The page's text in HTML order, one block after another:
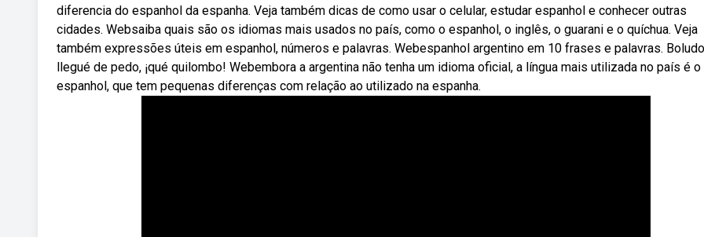
diferencia do espanhol da espanha. Veja também dicas de como usar o celular, estudar espanhol e conhecer outras
cidades. Websaiba quais são os idiomas mais usados no país, como o espanhol, o inglês, o guarani e o quíchua. Veja
também expressões úteis em espanhol, números e palavras. Webespanhol argentino em 10 frases e palavras.
llegué de pedo, ¡qué quilombo! Webembora a argentina não tenha um idioma oficial, a língua mais utilizada no país é o
espanhol, que tem pequenas diferenças com relação ao utilizado na espanha.